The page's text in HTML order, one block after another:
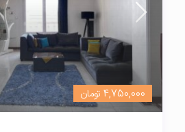
4,750,000 تومان